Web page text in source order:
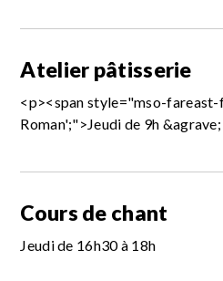
Atelier pâtisserie
<p><span style="mso-
Roman';">Jeudi de 9h
Cours de chant
Jeudi de 16h30 à 18h